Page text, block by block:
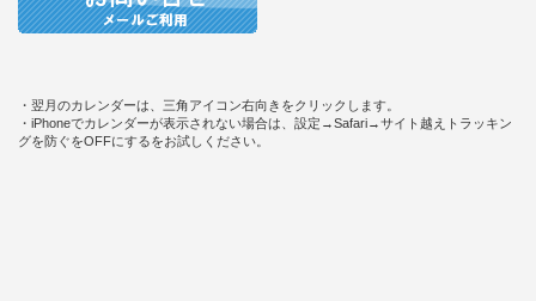
・翌月のカレンダーは、三角アイコン右向きをクリックします。
・iPhoneでカレンダーが表示されない場合は、設定→Safari→サイト越えトラッキン
グを防ぐをOFFにするをお試しください。